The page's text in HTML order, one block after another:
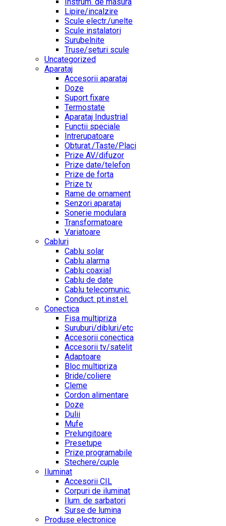
Instrum. de masura
Lipire/incalzire
Scule electr./unelte
Scule instalatori
Surubelnite
Truse/seturi scule
Uncategorized
Aparataj
Accesorii aparataj
Doze
Suport fixare
Termostate
Aparataj Industrial
Functii speciale
Intrerupatoare
Obturat./Taste/Placi
Prize AV/difuzor
Prize date/telefon
Prize de forta
Prize tv
Rame de ornament
Senzori aparataj
Sonerie modulara
Transformatoare
Variatoare
Cabluri
Cablu solar
Cablu alarma
Cablu coaxial
Cablu de date
Cablu telecomunic.
Conduct. pt.inst.el.
Conectica
Fisa multipriza
Suruburi/dibluri/etc
Accesorii conectica
Accesorii tv/satelit
Adaptoare
Bloc multipriza
Bride/coliere
Cleme
Cordon alimentare
Doze
Dulii
Mufe
Prelungitoare
Presetupe
Prize programabile
Stechere/cuple
Iluminat
Accesorii CIL
Corpuri de iluminat
Ilum. de sarbatori
Surse de lumina
Produse electronice